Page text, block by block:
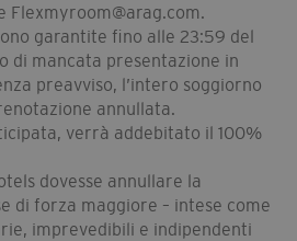
Flexmyroom@arag.com.
garantite fino alle 23:59 del
di mancata presentazione in
preavviso, l’intero soggiorno
annullata.
verrà addebitato il 100%
dovesse annullare la
di forza maggiore – intese come
imprevedibili e indipendenti